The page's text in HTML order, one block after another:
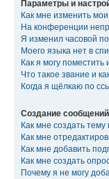
Параметры и
Как мне изменить
На конференции
Я изменил часовой
Моего языка нет в
Как я могу
Что такое звание и
Когда я щёлкаю по
Создание сообщений
Как мне создать
Как мне
Как мне добавить
Как мне создать
Почему я не могу